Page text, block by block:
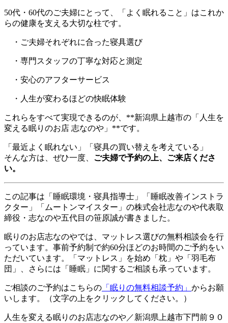
50代・60代のご夫婦にとって、「よく眠れること」はこれか
らの健康を支える大切な柱です。
・ご夫婦それぞれに合った寝具選び
・専門スタッフの丁寧な対応と測定
・安心のアフターサービス
・人生が変わるほどの快眠体験
これらをすべて実現できるのが、**新潟県上越市の「人生を
変える眠りのお店 志なのや」**です。
「最近よく眠れない」「寝具の買い替えを考えている」
そんな方は、ぜひ一度、 ご夫婦で予約の上、ご来店くださ
い。
この記事は「睡眠環境・寝具指導士」「睡眠改善インストラ
クター」「ムートンマイスター」の株式会社志なのや代表取
締役・志なのや五代目の笹原誠が書きました。
眠りのお店志なのやでは、マットレス選びの無料相談会を行
っています。事前予約制で約60分ほどのお時間のご予約をい
ただいています。「マットレス」を始め「枕」や「羽毛布
団」、さらには「睡眠」に関するご相談も承っています。
ご相談のご予約はこちらの 「眠りの無料相談予約」 からお願
いします。（文字の上をクリックしてください。）
人生を変える眠りのお店志なのや／新潟県上越市下門前９０